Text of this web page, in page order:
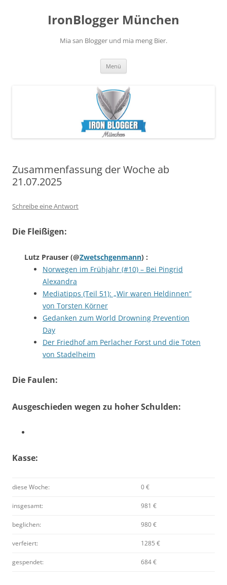
IronBlogger München
Mia san Blogger und mia meng Bier.
Menü
Zusammenfassung der Woche ab
21.07.2025
Schreibe eine Antwort
Die Fleißigen:
Lutz Prauser (@Zwetschgenmann) :
Norwegen im Frühjahr (#10) – Bei Pingrid
Alexandra
Mediatipps (Teil 51): „Wir waren Heldinnen“
von Torsten Körner
Gedanken zum World Drowning Prevention
Day
Der Friedhof am Perlacher Forst und die Toten
von Stadelheim
Die Faulen:
Ausgeschieden wegen zu hoher Schulden:
Kasse:
diese Woche: 0 €
insgesamt: 981 €
beglichen: 980 €
verfeiert: 1285 €
gespendet: 684 €